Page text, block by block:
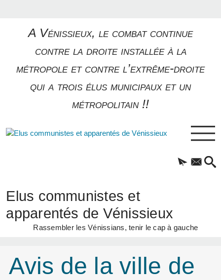
A Vénissieux, le combat continue
contre la droite installée à la
métropole et contre l’extrême-droite
qui a trois élus municipaux et un
métropolitain !!
Elus communistes et
apparentés de Vénissieux
Rassembler les Vénissians, tenir le cap à gauche
Avis de la ville de